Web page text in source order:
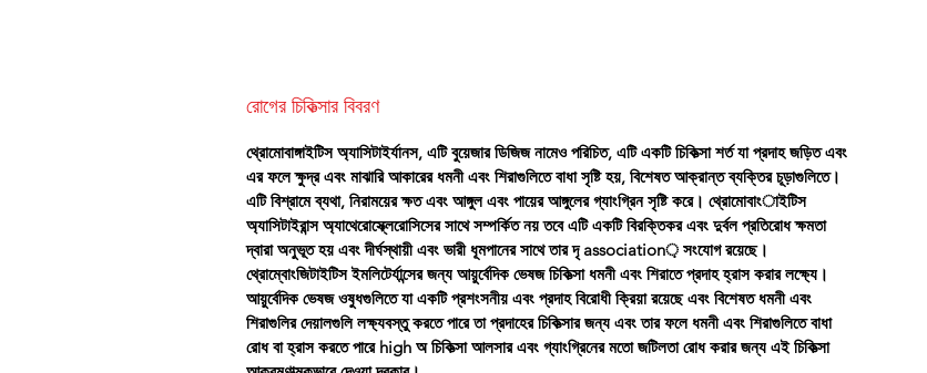
রোগের চিকিত্সার বিবরণ
থ্রোমোবাঙ্গাইটিস অ্যাসিটাইর্যানস, এটি বুয়েজার ডিজিজ নামেও পরিচিত, এটি একটি চিকিত্সা শর্ত যা প্রদাহ জড়িত এবং
এর ফলে ক্ষুদ্র এবং মাঝারি আকারের ধমনী এবং শিরাগুলিতে বাধা সৃষ্টি হয়, বিশেষত আক্রান্ত ব্যক্তির চূড়াগুলিতে।
এটি বিশ্রামে ব্যথা, নিরাময়ের ক্ষত এবং আঙ্গুল এবং পায়ের আঙ্গুলের গ্যাংগ্রিন সৃষ্টি করে। থ্রোমোবাংাইটিস
অ্যাসিটাইরান্স অ্যাথেরোস্ক্লেরোসিসের সাথে সম্পর্কিত নয় তবে এটি একটি বিরক্তিকর এবং দুর্বল প্রতিরোধ ক্ষমতা
দ্বারা অনুভূত হয় এবং দীর্ঘস্থায়ী এবং ভারী ধূমপানের সাথে তার দৃ association় সংযোগ রয়েছে।
থ্রোম্বোংজিটাইটিস ইমলিটের্যান্সের জন্য আয়ুর্বেদিক ভেষজ চিকিত্সা ধমনী এবং শিরাতে প্রদাহ হ্রাস করার লক্ষ্যে।
আয়ুর্বেদিক ভেষজ ওষুধগুলিতে যা একটি প্রশংসনীয় এবং প্রদাহ বিরোধী ক্রিয়া রয়েছে এবং বিশেষত ধমনী এবং
শিরাগুলির দেয়ালগুলি লক্ষ্যবস্তু করতে পারে তা প্রদাহের চিকিত্সার জন্য এবং তার ফলে ধমনী এবং শিরাগুলিতে বাধা
রোধ বা হ্রাস করতে পারে high অ চিকিত্সা আলসার এবং গ্যাংগ্রিনের মতো জটিলতা রোধ করার জন্য এই চিকিত্সা